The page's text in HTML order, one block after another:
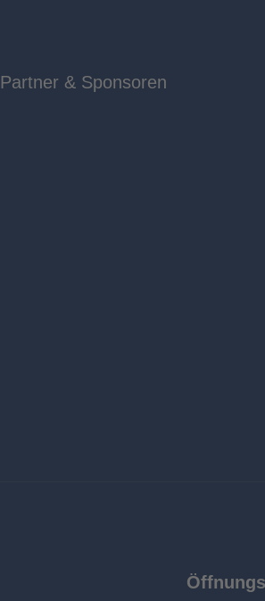
Partner & Sponsoren